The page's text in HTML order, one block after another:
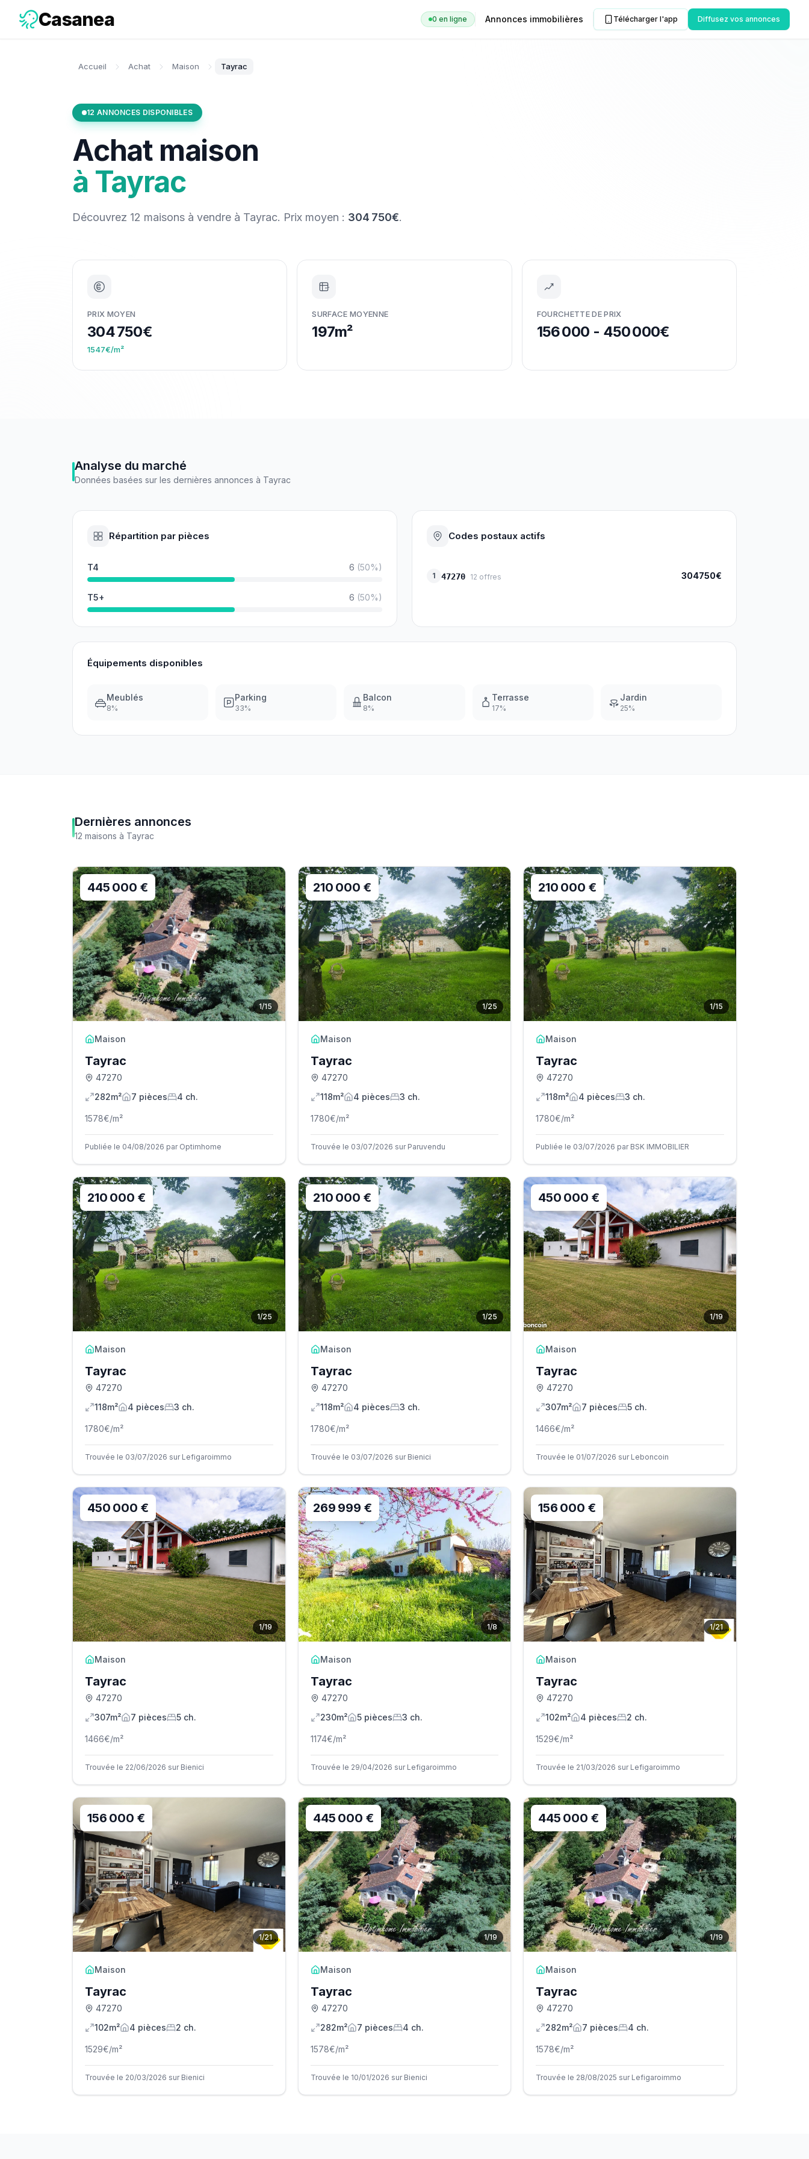
Casanea 0 en ligne Annonces immobilières Télécharger l'app Diffusez vos annonces
Accueil Achat Maison Tayrac
12 ANNONCES DISPONIBLES
Achat maison
à Tayrac
Découvrez 12 maisons à vendre à Tayrac. Prix moyen : 304 750€.
PRIX MOYEN
304 750€
1547€/m²
m²
SURFACE MOYENNE
197m²
FOURCHETTE DE PRIX
156 000 - 450 000€
Analyse du marché
Données basées sur les dernières annonces à Tayrac
Répartition par pièces
T4 6 (50%)
T5+ 6 (50%)
Codes postaux actifs
1 47270 12 offres 304750€
Équipements disponibles
Meublés
8%
Parking
33%
Balcon
8%
Terrasse
17%
Jardin
25%
Dernières annonces
12 maisons à Tayrac
1/15
445 000 €
Maison
Tayrac
47270
282m²
7 pièces 4 ch.
1578€/m²
Publiée le 04/08/2026 par Optimhome
1/25
210 000 €
Maison
Tayrac
47270
118m²
4 pièces 3 ch.
1780€/m²
Trouvée le 03/07/2026 sur Paruvendu
1/15
210 000 €
Maison
Tayrac
47270
118m²
4 pièces 3 ch.
1780€/m²
Publiée le 03/07/2026 par BSK IMMOBILIER
1/25
210 000 €
Maison
Tayrac
47270
118m²
4 pièces 3 ch.
1780€/m²
Trouvée le 03/07/2026 sur Lefigaroimmo
1/25
210 000 €
Maison
Tayrac
47270
118m²
4 pièces 3 ch.
1780€/m²
Trouvée le 03/07/2026 sur Bienici
1/19
450 000 €
Maison
Tayrac
47270
307m²
7 pièces 5 ch.
1466€/m²
Trouvée le 01/07/2026 sur Leboncoin
1/19
450 000 €
Maison
Tayrac
47270
307m²
7 pièces 5 ch.
1466€/m²
Trouvée le 22/06/2026 sur Bienici
1/8
269 999 €
Maison
Tayrac
47270
230m²
5pièces 3 ch.
1174€/m²
Trouvée le 29/04/2026 sur Lefigaroimmo
1/21
156 000 €
Maison
Tayrac
47270
102m²
4 pièces 2 ch.
1529€/m²
Trouvée le 21/03/2026 sur Lefigaroimmo
1/21
156 000 €
Maison
Tayrac
47270
102m²
4 pièces 2 ch.
1529€/m²
Trouvée le 20/03/2026 sur Bienici
1/19
445 000 €
Maison
Tayrac
47270
282m²
7 pièces 4 ch.
1578€/m²
Trouvée le 10/01/2026 sur Bienici
1/19
445 000 €
Maison
Tayrac
47270
282m²
7 pièces 4 ch.
1578€/m²
Trouvée le 28/08/2025 sur Lefigaroimmo